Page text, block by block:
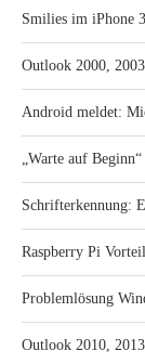
Smilies im iPhone
Outlook 2000,
Android meldet:
„Warte auf
Schrifterkennung:
Raspberry Pi
Problemlösung
Outlook 2010,